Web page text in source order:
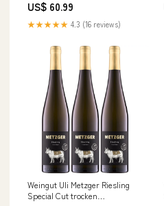
x 0,75l) St. Pauls
US$ 60.99
★★★★★ 4.3 (16 reviews)
Weingut Uli Metzger Riesling
Special Cut trocken